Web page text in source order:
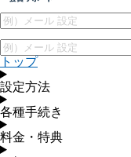
トップ
設定方法
各種手続き
料金・特典